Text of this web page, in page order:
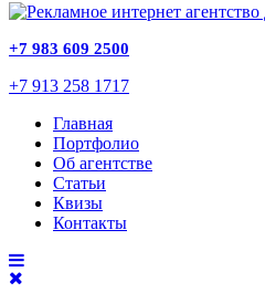
+7 983 609 2500
+7 913 258 1717
Главная
Портфолио
Об агентстве
Статьи
Квизы
Контакты